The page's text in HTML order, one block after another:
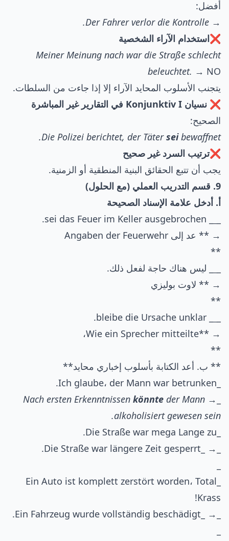
أفضل:
→
Der Fahrer verlor die Kontrolle.
❌استخدام الآراء الشخصية
Meiner Meinung nach war die Straße schlecht
beleuchtet. → NO
يتجنب الأسلوب المحايد الآراء إلا إذا جاءت من السلطات.
❌ نسيان Konjunktiv I في التقارير غير المباشرة
الصحيح:
Die Polizei berichtet, der Täter sei bewaffnet.
❌ترتيب السرد غير صحيح
يجب أن تتبع الحقائق البنية المنطقية أو الزمنية.
9. قسم التدريب العملي (مع الحلول)
أ. أدخل علامة الإسناد الصحيحة
→ ** عد إلى Angaben der Feuerwehr
**
_ ليس هناك حاجة لفعل ذلك.
→ ** لاوت بوليزي
**
→ **Wie ein Sprecher mitteilte،
**
** ب. أعد الكتابة بأسلوب إخباري محايد**
_→
Nach ersten Erkenntnissen könnte der Mann
alkoholisiert gewesen sein.
_→ _Die Straße war längere Zeit gesperrt.
_Ein Auto ist komplett zerstört worden، Total
Krass!
_→ _Ein Fahrzeug wurde vollständig beschädigt.